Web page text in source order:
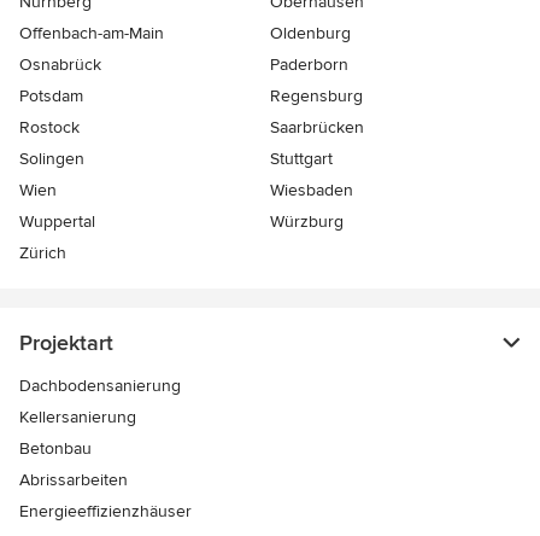
Offenbach-am-Main
Oldenburg
Osnabrück
Paderborn
Potsdam
Regensburg
Rostock
Saarbrücken
Solingen
Stuttgart
Wien
Wiesbaden
Wuppertal
Würzburg
Zürich
Projektart
Dachbodensanierung
Kellersanierung
Betonbau
Abrissarbeiten
Energieeffizienzhäuser